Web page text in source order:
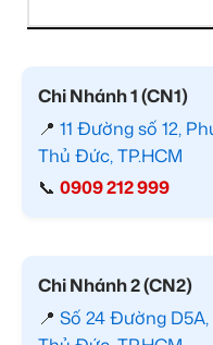
Chi Nhánh 1 (CN1)
📍 11 Đường số 12,
Thủ Đức, TP.HCM
📞 0909 212 999
Chi Nhánh 2 (CN2)
📍 Số 24 Đường